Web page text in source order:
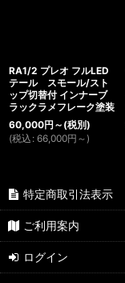
RA1/2 プレオ フルLED
テール スモール/スト
ップ切替付 インナーブ
ラックラメフレーク塗装
60,000円 ～ (税別)
(税込 : 66,000円 ～)
特定商取引法表示
ご利用案内
ログイン